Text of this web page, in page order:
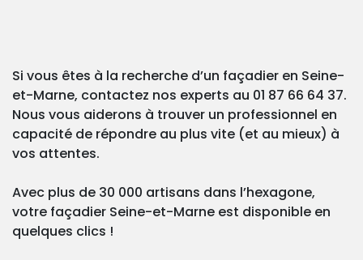
Si vous êtes à la recherche d’un façadier en Seine-
et-Marne, contactez nos experts au 01 87 66 64 37.
Nous vous aiderons à trouver un professionnel en
capacité de répondre au plus vite (et au mieux) à
vos attentes.
Avec plus de 30 000 artisans dans l’hexagone,
votre façadier Seine-et-Marne est disponible en
quelques clics !